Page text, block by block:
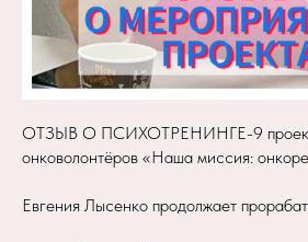
ОТЗЫВ О ПСИХОТРЕНИНГЕ-9
онковолонтёров «Наша миссия:
Евгения Лысенко продолжает